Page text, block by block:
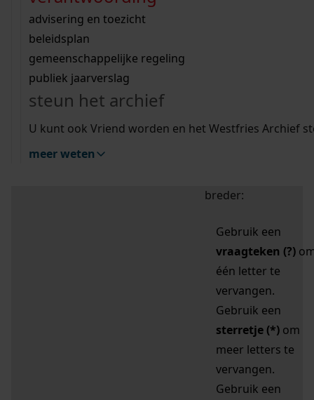
bouwvergunningen
omgevingsvergunningen
vergunningen
beeld en geluid
uitleg nodig?
Wij helpen u op weg met een aantal zoektips.
bekijk alle zoektips
Wij helpen u op weg met een aantal zoektips.
bekijk alle zoektips
bekijk ons geschiedenislokaal
advisering en toezicht
beleidsplan
gemeenschappelijke regeling
publiek jaarverslag
steun het archief
U kunt ook Vriend worden en het Westfries Archief
meer weten
zoektips
Mijn Studiezaal (inloggen)
uw zoekopdracht te
breder:
Gebruik een
vraagteken (?)
één letter te
vervangen.
Gebruik een
sterretje (*) om
meer letters te
vervangen.
Gebruik een